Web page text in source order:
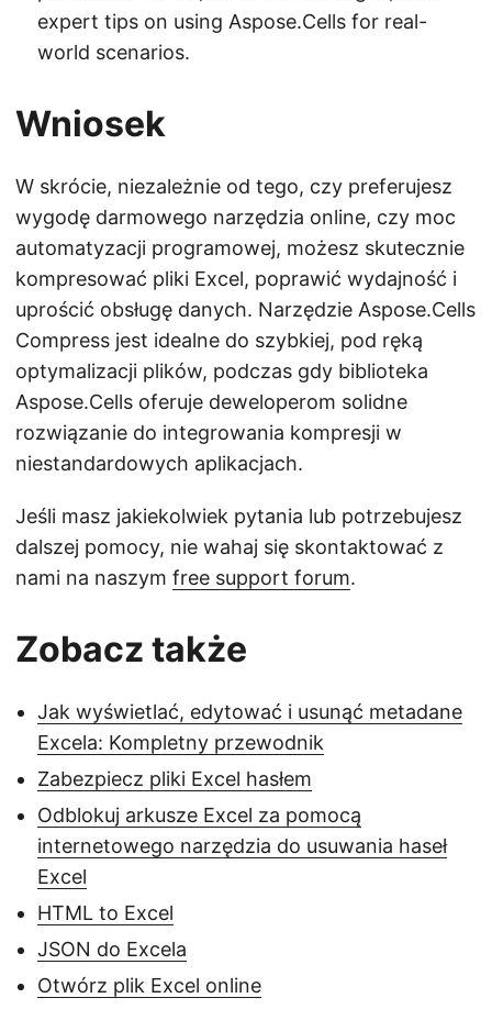
expert tips on using Aspose.Cells for real-
world scenarios.
Wniosek
W skrócie, niezależnie od tego, czy preferujesz
wygodę darmowego narzędzia online, czy moc
automatyzacji programowej, możesz skutecznie
kompresować pliki Excel, poprawić wydajność i
uprościć obsługę danych. Narzędzie Aspose.Cells
Compress jest idealne do szybkiej, pod ręką
optymalizacji plików, podczas gdy biblioteka
Aspose.Cells oferuje deweloperom solidne
rozwiązanie do integrowania kompresji w
niestandardowych aplikacjach.
Jeśli masz jakiekolwiek pytania lub potrzebujesz
dalszej pomocy, nie wahaj się skontaktować z
nami na naszym free support forum.
Zobacz także
Jak wyświetlać, edytować i usunąć metadane
Excela: Kompletny przewodnik
Zabezpiecz pliki Excel hasłem
Odblokuj arkusze Excel za pomocą
internetowego narzędzia do usuwania haseł
Excel
HTML to Excel
JSON do Excela
Otwórz plik Excel online